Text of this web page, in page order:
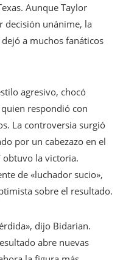
Aunque Taylor
decisión unánime, la
a muchos fanáticos
agresivo, chocó
respondió con
La controversia surgió
por un cabezazo en el
obtuvo la victoria.
de «luchador sucio»,
sobre el resultado.
dijo Bidarian.
abre nuevas